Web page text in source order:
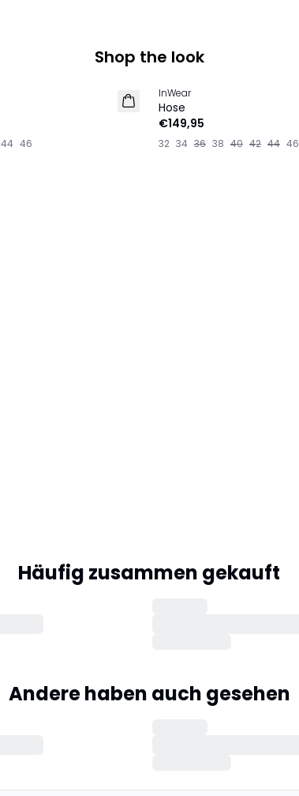
Shop the look
44 46
InWear
Hose
€149,95
32 34 36 38 40 42 44 46
Häufig zusammen gekauft
Andere haben auch gesehen